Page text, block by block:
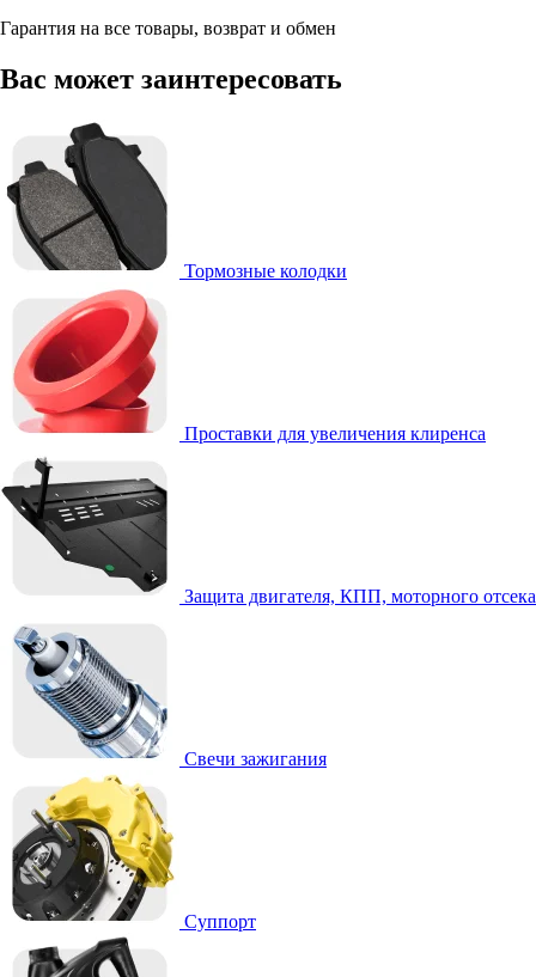
Гарантия на все товары, возврат и обмен
Вас может заинтересовать
Тормозные колодки
Проставки для увеличения клиренса
Защита двигателя, КПП, моторного отсека
Свечи зажигания
Суппорт